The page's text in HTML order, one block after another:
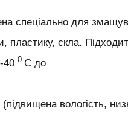
спеціально для
пластику, скла.
40 0 С до
вологість,